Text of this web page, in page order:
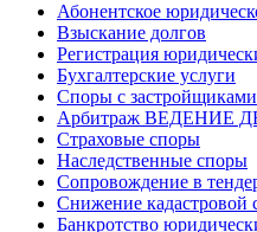
Абонентское
Взыскание долгов
Регистрация
Бухгалтерские услуги
Споры с застройщиками
Арбитраж ВЕДЕНИЕ
Страховые споры
Наследственные споры
Сопровождение в
Снижение кадастровой
Банкротство